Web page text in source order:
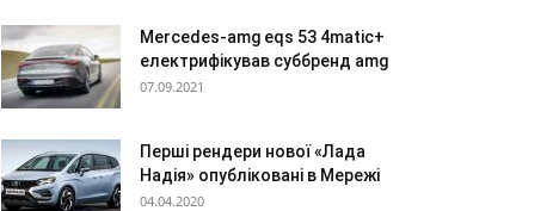
Mercedes-amg eqs 53 4matic+
електрифікував суббренд amg
07.09.2021
Перші рендери нової «Лада
Надія» опубліковані в Мережі
04.04.2020